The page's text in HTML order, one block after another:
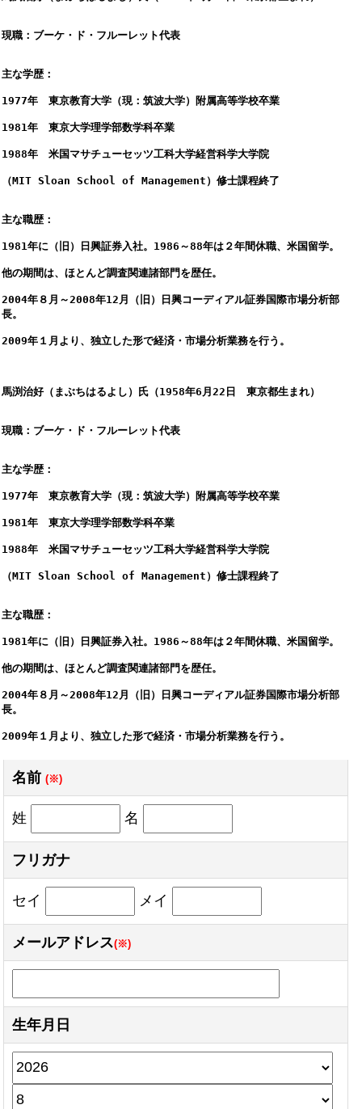
現職：ブーケ・ド・フルーレット代表
主な学歴：
1977年　東京教育大学（現：筑波大学）附属高等学校卒業
1981年　東京大学理学部数学科卒業
1988年　米国マサチューセッツ工科大学経営科学大学院
（MIT Sloan School of Management）修士課程終了
主な職歴：
1981年に（旧）日興証券入社。1986～88年は２年間休職、米国留学。
他の期間は、ほとんど調査関連諸部門を歴任。
2004年８月～2008年12月（旧）日興コーディアル証券国際市場分析部
長。
2009年１月より、独立した形で経済・市場分析業務を行う。
馬渕治好（まぶちはるよし）氏（1958年6月22日　東京都生まれ）
現職：ブーケ・ド・フルーレット代表
主な学歴：
1977年　東京教育大学（現：筑波大学）附属高等学校卒業
1981年　東京大学理学部数学科卒業
1988年　米国マサチューセッツ工科大学経営科学大学院
（MIT Sloan School of Management）修士課程終了
主な職歴：
1981年に（旧）日興証券入社。1986～88年は２年間休職、米国留学。
他の期間は、ほとんど調査関連諸部門を歴任。
2004年８月～2008年12月（旧）日興コーディアル証券国際市場分析部
長。
2009年１月より、独立した形で経済・市場分析業務を行う。
名前(※)
姓 名
フリガナ
セイ メイ
メールアドレス(※)
生年月日